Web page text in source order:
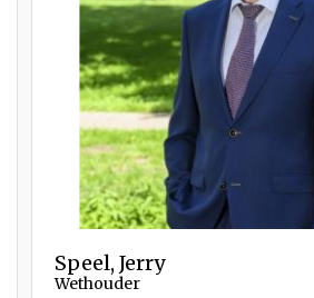
Speel, Jerry
Wethouder